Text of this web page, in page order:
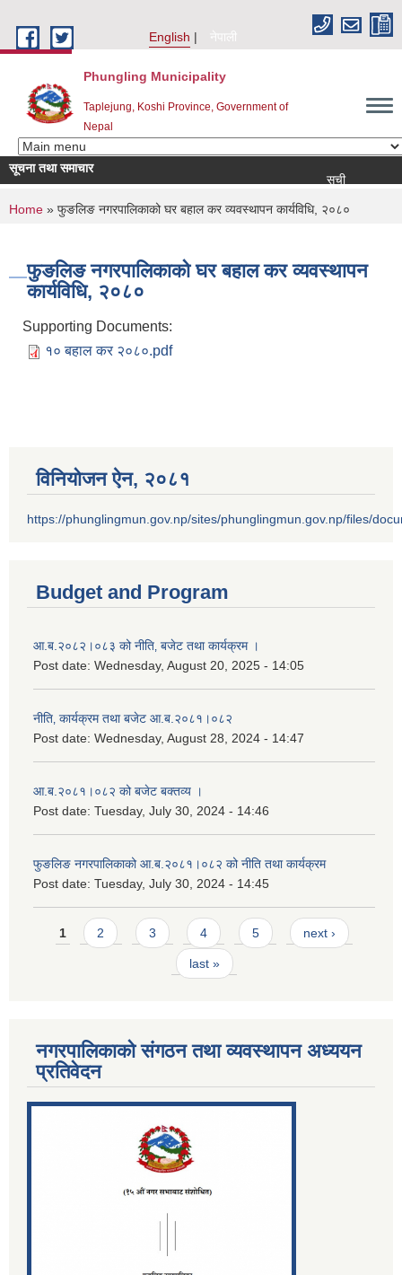
English
नेपाली
Phungling Municipality
Taplejung, Koshi Province, Government of
Nepal
सूचना तथा समाचार
सूची दर्ता आह्वान
You are here
Home » फुङलिङ नगरपालिकाको घर बहाल कर व्यवस्थापन कार्यविधि, २०८०
फुङलिङ नगरपालिकाको घर बहाल कर व्यवस्थापन
कार्यविधि, २०८०
Supporting Documents:
१० बहाल कर २०८०.pdf
विनियोजन ऐन‚ २०८१
https://phunglingmun.gov.np/sites/phunglingmun.gov.np/files/
Budget and Program
आ.ब.२०८२।०८३ को नीति‚ बजेट तथा कार्यक्रम ।
Post date: Wednesday, August 20, 2025 - 14:05
नीति‚ कार्यक्रम तथा बजेट आ.ब.२०८१।०८२
Post date: Wednesday, August 28, 2024 - 14:47
आ.ब.२०८१।०८२ को बजेट बक्तव्य ।
Post date: Tuesday, July 30, 2024 - 14:46
फुङलिङ नगरपालिकाको आ.ब.२०८१।०८२ को नीति तथा कार्यक्रम
Post date: Tuesday, July 30, 2024 - 14:45
Pages
1 2 3 4 5 next ›
last »
नगरपालिकाको संगठन तथा व्यवस्थापन अध्ययन
प्रतिवेदन